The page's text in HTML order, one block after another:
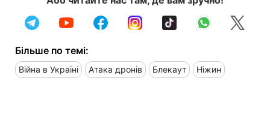
Більше по темі:
Війна в Україні Атака дронів Блекаут Ніжин